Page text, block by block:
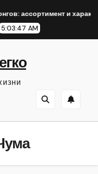
и характеристики
5:03:48 AM